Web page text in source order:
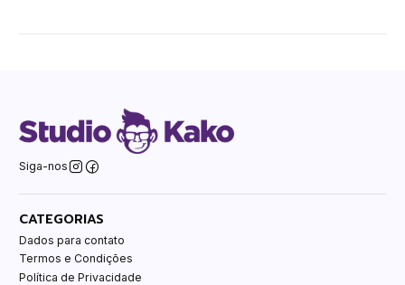
Siga-nos
CATEGORIAS
Dados para contato
Termos e Condições
Política de Privacidade